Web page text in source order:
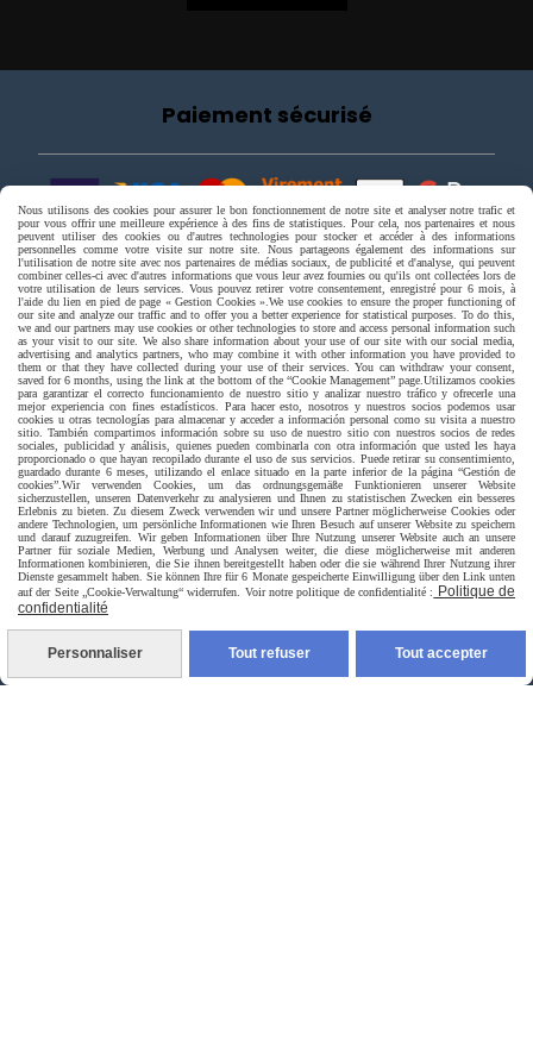
Paiement sécurisé
Livraison rapide
Nous utilisons des cookies pour assurer le bon fonctionnement de notre site et analyser notre trafic et
pour vous offrir une meilleure expérience à des fins de statistiques. Pour cela, nos partenaires et nous
peuvent utiliser des cookies ou d'autres technologies pour stocker et accéder à des informations
personnelles comme votre visite sur notre site. Nous partageons également des informations sur
l'utilisation de notre site avec nos partenaires de médias sociaux, de publicité et d'analyse, qui peuvent
combiner celles-ci avec d'autres informations que vous leur avez fournies ou qu'ils ont collectées lors de
votre utilisation de leurs services. Vous pouvez retirer votre consentement, enregistré pour 6 mois, à
l'aide du lien en pied de page « Gestion Cookies ». We use cookies to ensure the proper functioning of
our site and analyze our traffic and to offer you a better experience for statistical purposes. To do this,
we and our partners may use cookies or other technologies to store and access personal information such
as your visit to our site. We also share information about your use of our site with our social media,
advertising and analytics partners, who may combine it with other information you have provided to
them or that they have collected during your use of their services. You can withdraw your consent,
saved for 6 months, using the link at the bottom of the “Cookie Management” page. Utilizamos cookies
para garantizar el correcto funcionamiento de nuestro sitio y analizar nuestro tráfico y ofrecerle una
mejor experiencia con fines estadísticos. Para hacer esto, nosotros y nuestros socios podemos usar
cookies u otras tecnologías para almacenar y acceder a información personal como su visita a nuestro
sitio. También compartimos información sobre su uso de nuestro sitio con nuestros socios de redes
sociales, publicidad y análisis, quienes pueden combinarla con otra información que usted les haya
proporcionado o que hayan recopilado durante el uso de sus servicios. Puede retirar su consentimiento,
guardado durante 6 meses, utilizando el enlace situado en la parte inferior de la página “Gestión de
cookies”. Wir verwenden Cookies, um das ordnungsgemäße Funktionieren unserer Website
sicherzustellen, unseren Datenverkehr zu analysieren und Ihnen zu statistischen Zwecken ein besseres
Erlebnis zu bieten. Zu diesem Zweck verwenden wir und unsere Partner möglicherweise Cookies oder
andere Technologien, um persönliche Informationen wie Ihren Besuch auf unserer Website zu speichern
und darauf zuzugreifen. Wir geben Informationen über Ihre Nutzung unserer Website auch an unsere
Partner für soziale Medien, Werbung und Analysen weiter, die diese möglicherweise mit anderen
Informationen kombinieren, die Sie ihnen bereitgestellt haben oder die sie während Ihrer Nutzung ihrer
Dienste gesammelt haben. Sie können Ihre für 6 Monate gespeicherte Einwilligung über den Link unten
auf der Seite „Cookie-Verwaltung“ widerrufen. Voir notre politique de confidentialité :
Politique de
confidentialité
Personnaliser Tout refuser Tout accepter